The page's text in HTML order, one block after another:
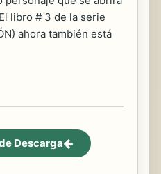
libro # 3 de la serie
ahora también está
Descarga